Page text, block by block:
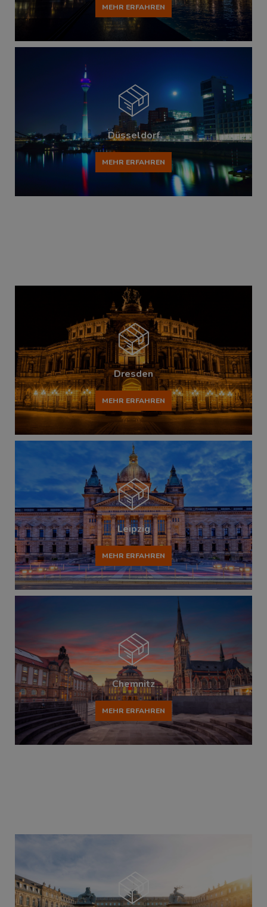
MEHR ERFAHREN
Düsseldorf
MEHR ERFAHREN
Dresden
MEHR ERFAHREN
Leipzig
MEHR ERFAHREN
Chemnitz
MEHR ERFAHREN